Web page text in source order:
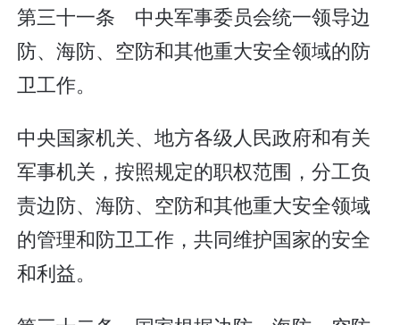
第三十一条 中央军事委员会统一领导边
防、海防、空防和其他重大安全领域的防
卫工作。
中央国家机关、地方各级人民政府和有关
军事机关，按照规定的职权范围，分工负
责边防、海防、空防和其他重大安全领域
的管理和防卫工作，共同维护国家的安全
和利益。